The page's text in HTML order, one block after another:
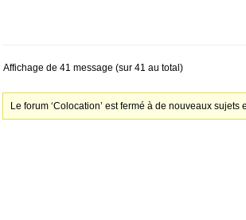
Affichage de 41 message (sur 41 au total)
Le forum ‘Colocation’ est fermé à de nouveaux sujets